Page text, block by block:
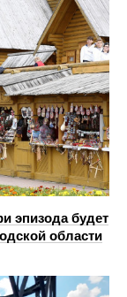
эпизода будет
области